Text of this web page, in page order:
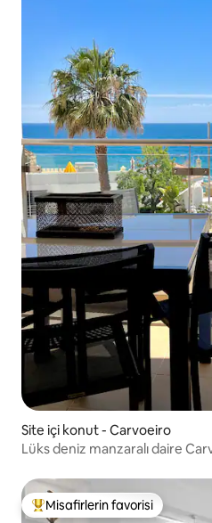
Site içi konut - Carvoeiro
Lüks deniz manzaralı daire
Misafirlerin favorilerinden en
Misafirlerin favorisi